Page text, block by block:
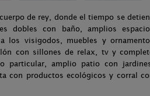
de rey, donde el tiempo se
dobles con baño, amplios
los visigodos, muebles y
con sillones de relax, tv y
particular, amplio patio con
con productos ecológicos y corral